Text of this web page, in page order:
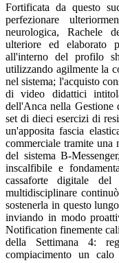
Fortificata da questo
perfezionare
neurologica, Rachele
ulteriore ed elaborato
all'interno del profilo
utilizzando agilmente la
nel sistema; l'acquisto
di video didattici
dell'Anca nella Gestione
set di dieci esercizi di
un'apposita fascia
commerciale tramite una
del sistema B-
inscalfibile e
cassaforte digitale
multidisciplinare
sostenerla in questo
inviando in modo
Notification finemente
della Settimana 4:
compiacimento un